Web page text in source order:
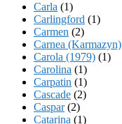
Carla (1)
Carlingford (1)
Carmen (2)
Carnea (Karmazyn)
Carola (1979) (1)
Carolina (1)
Carpatin (1)
Cascade (2)
Caspar(2)
Catarina (1)